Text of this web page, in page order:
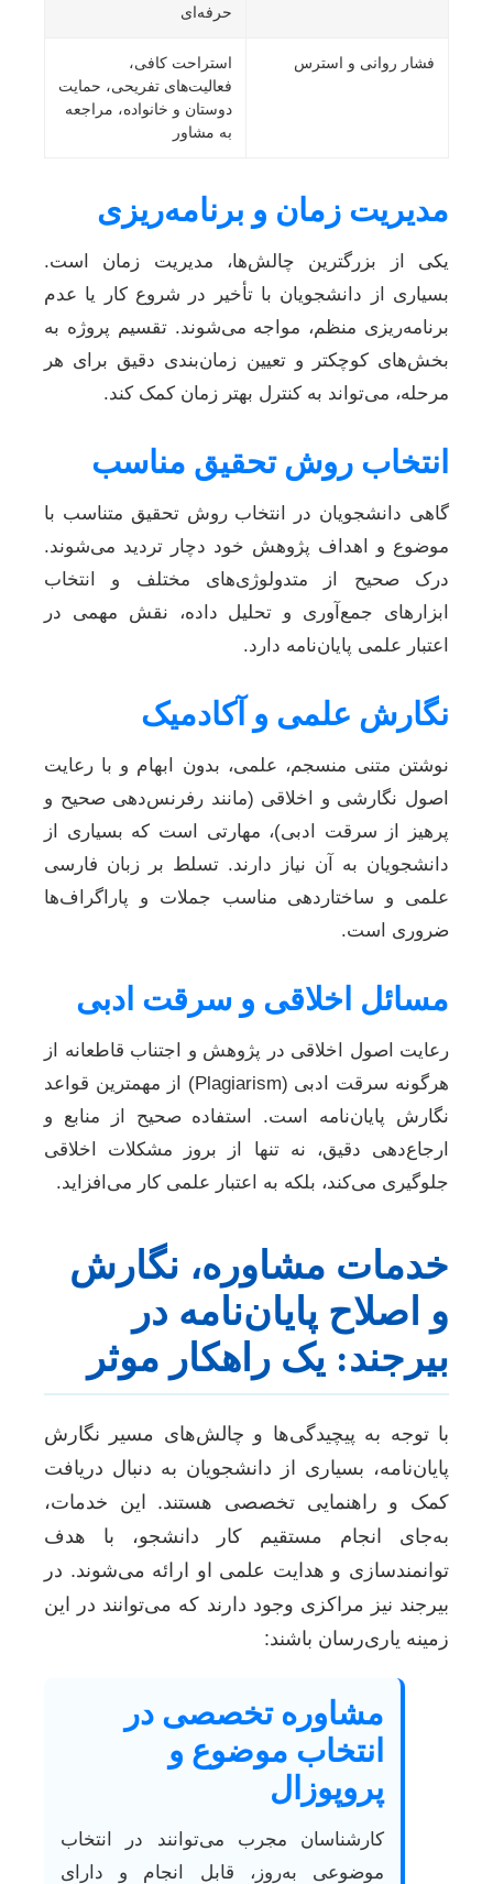
حرفه‌ای
فشار روانی و استرس
استراحت کافی،
فعالیت‌های تفریحی، حمایت
دوستان و خانواده، مراجعه
به مشاور
مدیریت زمان و برنامه‌ریزی
یکی از بزرگترین چالش‌ها، مدیریت زمان است.
بسیاری از دانشجویان با تأخیر در شروع کار یا عدم
برنامه‌ریزی منظم، مواجه می‌شوند. تقسیم پروژه به
بخش‌های کوچکتر و تعیین زمان‌بندی دقیق برای هر
مرحله، می‌تواند به کنترل بهتر زمان کمک کند.
انتخاب روش تحقیق مناسب
گاهی دانشجویان در انتخاب روش تحقیق متناسب با
موضوع و اهداف پژوهش خود دچار تردید می‌شوند.
درک صحیح از متدولوژی‌های مختلف و انتخاب
ابزارهای جمع‌آوری و تحلیل داده، نقش مهمی در
اعتبار علمی پایان‌نامه دارد.
نگارش علمی و آکادمیک
نوشتن متنی منسجم، علمی، بدون ابهام و با رعایت
اصول نگارشی و اخلاقی (مانند رفرنس‌دهی صحیح و
پرهیز از سرقت ادبی)، مهارتی است که بسیاری از
دانشجویان به آن نیاز دارند. تسلط بر زبان فارسی
علمی و ساختاردهی مناسب جملات و پاراگراف‌ها
ضروری است.
مسائل اخلاقی و سرقت ادبی
رعایت اصول اخلاقی در پژوهش و اجتناب قاطعانه از
هرگونه سرقت ادبی (Plagiarism) از مهمترین قواعد
نگارش پایان‌نامه است. استفاده صحیح از منابع و
ارجاع‌دهی دقیق، نه تنها از بروز مشکلات اخلاقی
جلوگیری می‌کند، بلکه به اعتبار علمی کار می‌افزاید.
خدمات مشاوره، نگارش
و اصلاح پایان‌نامه در
بیرجند: یک راهکار موثر
با توجه به پیچیدگی‌ها و چالش‌های مسیر نگارش
پایان‌نامه، بسیاری از دانشجویان به دنبال دریافت
کمک و راهنمایی تخصصی هستند. این خدمات،
به‌جای انجام مستقیم کار دانشجو، با هدف
توانمندسازی و هدایت علمی او ارائه می‌شوند. در
بیرجند نیز مراکزی وجود دارند که می‌توانند در این
زمینه یاری‌رسان باشند:
مشاوره تخصصی در
انتخاب موضوع و
پروپوزال
کارشناسان مجرب می‌توانند در انتخاب
موضوعی به‌روز، قابل انجام و دارای